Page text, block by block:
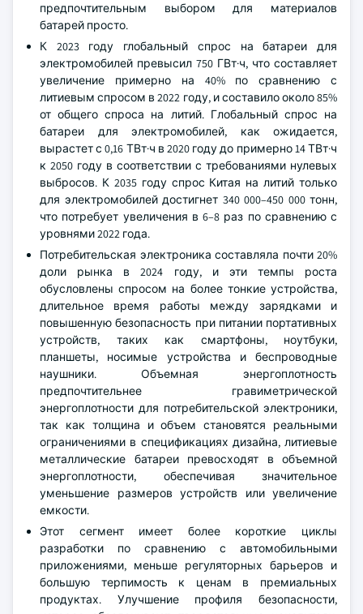
предпочтительным выбором для материалов
батарей просто.
К 2023 году глобальный спрос на батареи для
электромобилей превысил 750 ГВт·ч, что составляет
увеличение примерно на 40% по сравнению с
литиевым спросом в 2022 году, и составило около 85%
от общего спроса на литий. Глобальный спрос на
батареи для электромобилей, как ожидается,
вырастет с 0,16 ТВт·ч в 2020 году до примерно 14 ТВт·ч
к 2050 году в соответствии с требованиями нулевых
выбросов. К 2035 году спрос Китая на литий только
для электромобилей достигнет 340 000–450 000 тонн,
что потребует увеличения в 6–8 раз по сравнению с
уровнями 2022 года.
Потребительская электроника составляла почти 20%
доли рынка в 2024 году, и эти темпы роста
обусловлены спросом на более тонкие устройства,
длительное время работы между зарядками и
повышенную безопасность при питании портативных
устройств, таких как смартфоны, ноутбуки,
планшеты, носимые устройства и беспроводные
наушники. Объемная энергоплотность
предпочтительнее гравиметрической
энергоплотности для потребительской электроники,
так как толщина и объем становятся реальными
ограничениями в спецификациях дизайна, литиевые
металлические батареи превосходят в объемной
энергоплотности, обеспечивая значительное
уменьшение размеров устройств или увеличение
емкости.
Этот сегмент имеет более короткие циклы
разработки по сравнению с автомобильными
приложениями, меньше регуляторных барьеров и
большую терпимость к ценам в премиальных
продуктах. Улучшение профиля безопасности,